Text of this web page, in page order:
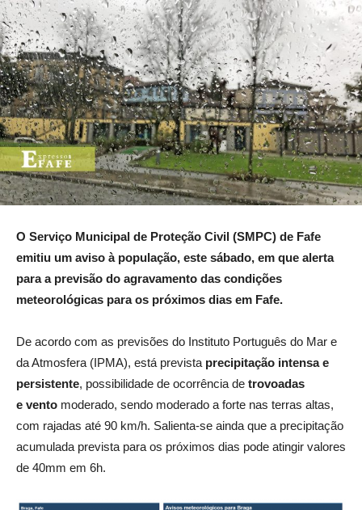
O Serviço Municipal de Proteção Civil (SMPC) de Fafe
emitiu um aviso à população, este sábado, em que alerta
para a previsão do agravamento das condições
meteorológicas para os próximos dias em Fafe.
De acordo com as previsões do Instituto Português do Mar e
da Atmosfera (IPMA), está prevista precipitação intensa e
persistente, possibilidade de ocorrência de trovoadas
e vento moderado, sendo moderado a forte nas terras altas,
com rajadas até 90 km/h. Salienta-se ainda que a precipitação
acumulada prevista para os próximos dias pode atingir valores
de 40mm em 6h.